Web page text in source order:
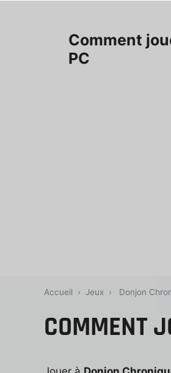
Comment
PC
Accueil › Jeux › Donjon
COMMENT